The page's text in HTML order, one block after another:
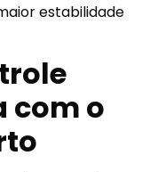
estabilidade
com o